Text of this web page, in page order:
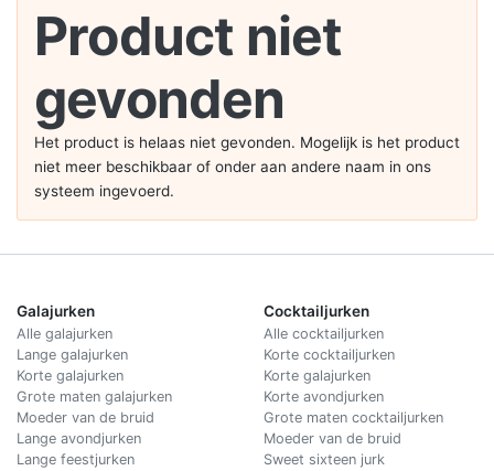
Product niet
gevonden
Het product is helaas niet gevonden. Mogelijk is het product
niet meer beschikbaar of onder aan andere naam in ons
systeem ingevoerd.
Galajurken
Alle galajurken
Lange galajurken
Korte galajurken
Grote maten galajurken
Moeder van de bruid
Lange avondjurken
Lange feestjurken
Cocktailjurken
Alle cocktailjurken
Korte cocktailjurken
Korte galajurken
Korte avondjurken
Grote maten cocktailjurken
Moeder van de bruid
Sweet sixteen jurk